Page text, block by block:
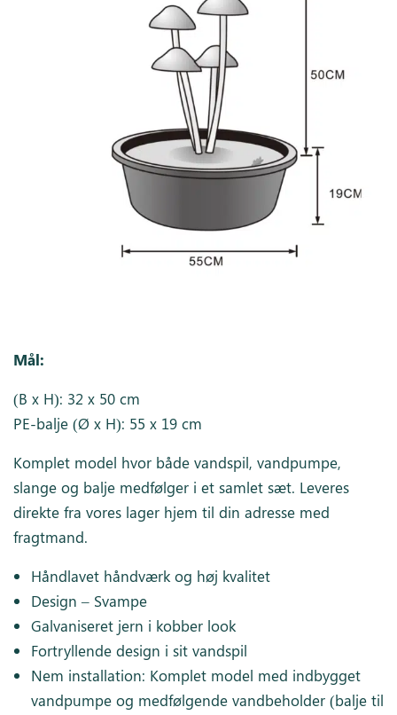
Mål:
(B x H): 32 x 50 cm
PE-balje (Ø x H): 55 x 19 cm
Komplet model hvor både vandspil, vandpumpe,
slange og balje medfølger i et samlet sæt. Leveres
direkte fra vores lager hjem til din adresse med
fragtmand.
Håndlavet håndværk og høj kvalitet
Design – Svampe
Galvaniseret jern i kobber look
Fortryllende design i sit vandspil
Nem installation: Komplet model med indbygget
vandpumpe og medfølgende vandbeholder (balje til